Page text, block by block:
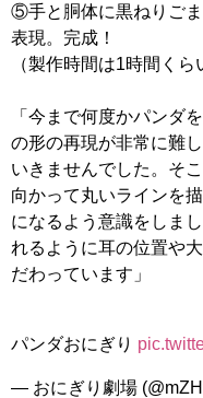
⑤手と胴体に黒ねりご
表現。完成！
（製作時間は1時間くら
「今まで何度かパンダ
の形の再現が非常に難
いきませんでした。そ
向かって丸いラインを
になるよう意識をしま
れるように耳の位置や
だわっています」
パンダおにぎり
— おにぎり劇場